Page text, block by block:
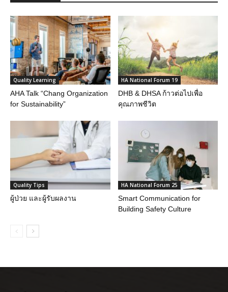
Quality Learning
AHA Talk “Chang Organization
for Sustainability”
HA National Forum 19
DHB & DHSA ก้าวต่อไปเพื่อ
คุณภาพชีวิต
Quality Tips
ผู้ป่วย และผู้รับผลงาน
HA National Forum 25
Smart Communication for
Building Safety Culture